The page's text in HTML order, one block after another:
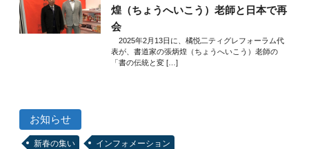
煌（ちょうへいこう）老師と日本で再
会
2025年2月13日に、橘悦二ティグレフォーラム代
表が、書道家の張炳煌（ちょうへいこう）老師の
「書の伝統と変 […]
お知らせ
新春の集い インフォメーション